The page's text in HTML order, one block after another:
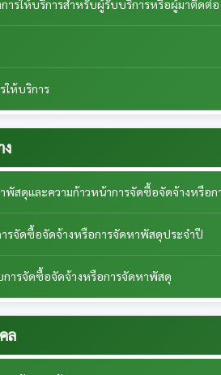
ารให้บริการสำหรับผู้รับบริการหรือผู้มาติดต่อ
ให้บริการ
าพัสดุและความก้าวหน้าการจัดซื้อจัดจ้างหรือ
ารจัดซื้อจัดจ้างหรือการจัดหาพัสดุประจำปี
การจัดซื้อจัดจ้างหรือการจัดหาพัสดุ
ล